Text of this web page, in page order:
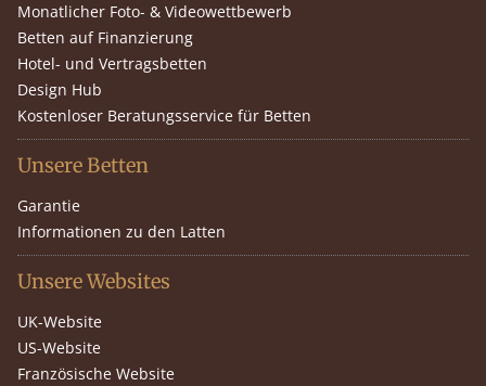
Monatlicher Foto- & Videowettbewerb
Betten auf Finanzierung
Hotel- und Vertragsbetten
Design Hub
Kostenloser Beratungsservice für Betten
Unsere Betten
Garantie
Informationen zu den Latten
Unsere Websites
UK-Website
US-Website
Französische Website